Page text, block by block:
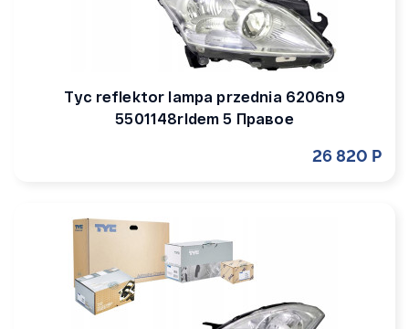
Tyc reflektor lampa przednia 6206n9
5501148rldem 5 Правое
26 820 Р